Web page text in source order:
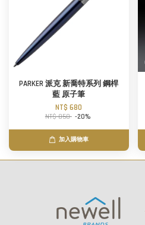
PARKER 派克 新喬特系列 鋼桿
藍 原子筆
NT$ 680
NT$ 850 -20%
加入購物車